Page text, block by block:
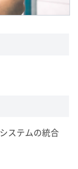
ステムの統合